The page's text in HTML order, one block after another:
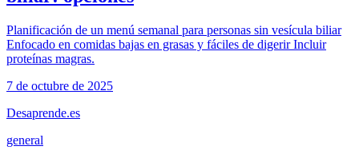
Planificación de un menú semanal para personas sin vesícula biliar
Enfocado en comidas bajas en grasas y fáciles de digerir Incluir
proteínas magras.
7 de octubre de 2025
Desaprende.es
general